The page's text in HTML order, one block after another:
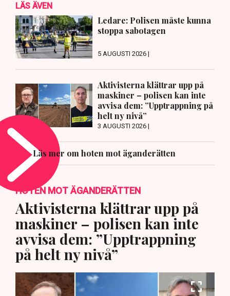
LÄS ÄVEN
Ledare: Polisen måste kunna
stoppa sabotagen
5 AUGUSTI 2026 |
Aktivisterna klättrar upp på
maskiner – polisen kan inte
avvisa dem: ”Upptrappning på
helt ny nivå”
3 AUGUSTI 2026 |
Läs mer om hoten mot äganderätten
HOTEN MOT ÄGANDERÄTTEN
Aktivisterna klättrar upp på
maskiner – polisen kan inte
avvisa dem: ”Upptrappning
på helt ny nivå”